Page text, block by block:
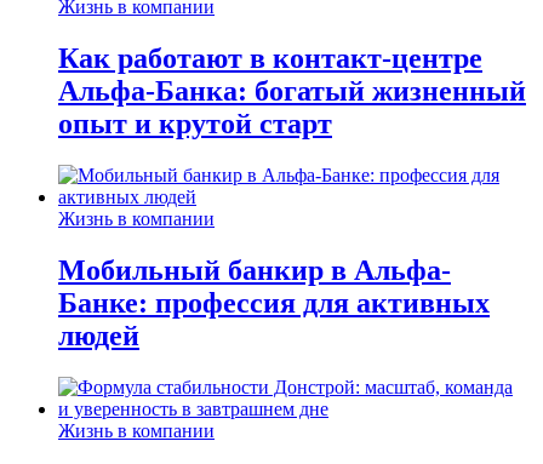
Жизнь в компании
Как работают в контакт-центре
Альфа-Банка: богатый жизненный
опыт и крутой старт
Жизнь в компании
Мобильный банкир в Альфа-
Банке: профессия для активных
людей
Жизнь в компании